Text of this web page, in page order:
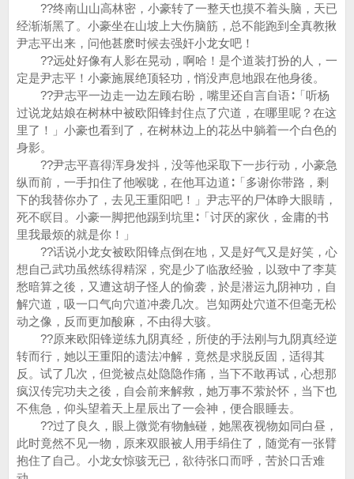
??终南山山高林密，小豪转了一整天也摸不着头脑，天已
经渐渐黑了。小豪坐在山坡上大伤脑筋，总不能跑到全真教揪
尹志平出来，问他甚麽时候去强奸小龙女吧！
??远处好像有人影在晃动，啊哈！是个道装打扮的人，一
定是尹志平！小豪施展绝顶轻功，悄没声息地跟在他身後。
??尹志平一边走一边左顾右盼，嘴里还自言自语∶「听杨
过说龙姑娘在树林中被欧阳锋封住点了穴道，在哪里呢？在这
里了！」小豪也看到了，在树林边上的花丛中躺着一个白色的
身影。
??尹志平喜得浑身发抖，没等他采取下一步行动，小豪急
纵而前，一手扣住了他喉咙，在他耳边道∶「多谢你带路，剩
下的我替你办了，去见王重阳吧！」尹志平的尸体睁大眼睛，
死不瞑目。小豪一脚把他踢到坑里∶「讨厌的家伙，金庸的书
里我最烦的就是你！」
??话说小龙女被欧阳锋点倒在地，又是好气又是好笑，心
想自己武功虽然练得精深，究是少了临敌经验，以致中了李莫
愁暗算之後，又遭这胡子怪人的偷袭，於是潜运九阴神功，自
解穴道，吸一口气向穴道冲袭几次。岂知两处穴道不但毫无松
动之像，反而更加酸麻，不由得大骇。
??原来欧阳锋逆练九阴真经，所使的手法刚与九阴真经逆
转而行，她以王重阳的遗法冲解，竟然是求脱反固，适得其
反。试了几次，但觉被点处隐隐作痛，当下不敢再试，心想那
疯汉传完功夫之後，自会前来解救，她万事不萦於怀，当下也
不焦急，仰头望着天上星辰出了一会神，便合眼睡去。
??过了良久，眼上微觉有物触碰，她黑夜视物如同白昼，
此时竟然不见一物，原来双眼被人用手绢住了，随觉有一张臂
抱住了自己。小龙女惊骇无已，欲待张口而呼，苦於口舌难